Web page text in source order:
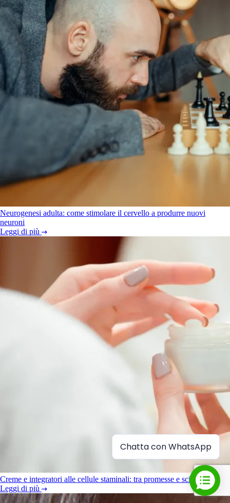
Neurogenesi adulta: come stimolare il cervello a produrre nuovi
neuroni
Leggi di più
Creme e integratori alle cellule staminali: tra promesse e scienza
Leggi di più
Chatta con WhatsApp